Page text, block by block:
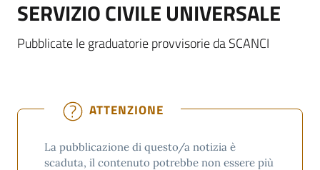
SERVIZIO CIVILE UNIVERSALE
Pubblicate le graduatorie provvisorie da SCANCI
ATTENZIONE
La pubblicazione di questo/a notizia è
scaduta, il contenuto potrebbe non essere più